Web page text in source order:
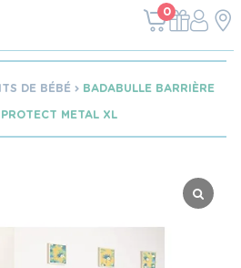
0
DE BÉBÉ
BADABULLE BARRIÈRE
METAL XL